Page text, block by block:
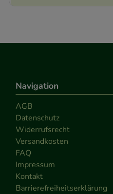
Navigation
AGB
Datenschutz
Widerrufsrecht
Versandkosten
FAQ
Impressum
Kontakt
Barrierefreiheitserklärung